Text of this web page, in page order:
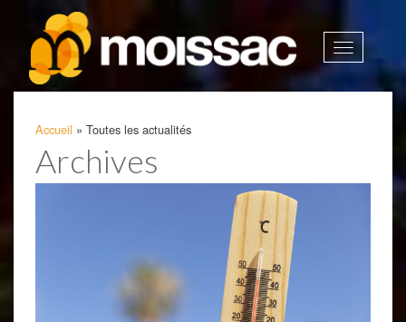
Afficher
Accueil » Toutes les actualités
Archives